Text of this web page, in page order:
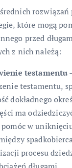
które mogą
przed
z nich należą:
testamentu
testamentu,
dokładnego
ma
w
procesu